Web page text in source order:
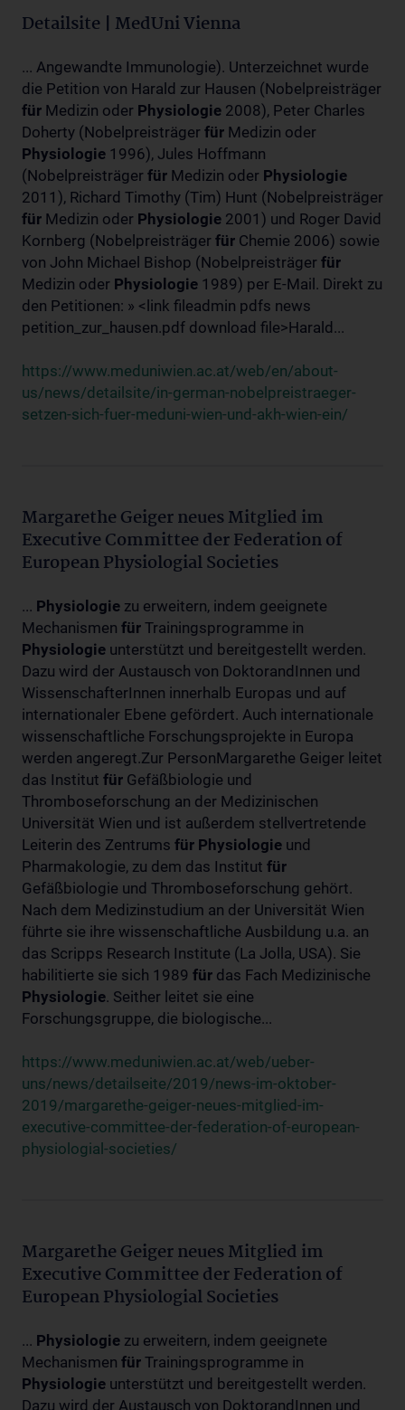
Detailsite | MedUni Vienna
... Angewandte Immunologie). Unterzeichnet wurde
die Petition von Harald zur Hausen (Nobelpreisträger
für Medizin oder Physiologie 2008), Peter Charles
Doherty (Nobelpreisträger für Medizin oder
Physiologie 1996), Jules Hoffmann
(Nobelpreisträger für Medizin oder Physiologie
2011), Richard Timothy (Tim) Hunt (Nobelpreisträger
für Medizin oder Physiologie 2001) und Roger David
Kornberg (Nobelpreisträger für Chemie 2006) sowie
von John Michael Bishop (Nobelpreisträger für
Medizin oder Physiologie 1989) per E-Mail. Direkt zu
den Petitionen: » <link fileadmin pdfs news
petition_zur_hausen.pdf download file>Harald...
https://www.meduniwien.ac.at/web/en/about-
us/news/detailsite/in-german-nobelpreistraeger-
setzen-sich-fuer-meduni-wien-und-akh-wien-ein/
Margarethe Geiger neues Mitglied im
Executive Committee der Federation of
European Physiologial Societies
... Physiologie zu erweitern, indem geeignete
Mechanismen für Trainingsprogramme in
Physiologie unterstützt und bereitgestellt werden.
Dazu wird der Austausch von DoktorandInnen und
WissenschafterInnen innerhalb Europas und auf
internationaler Ebene gefördert. Auch internationale
wissenschaftliche Forschungsprojekte in Europa
werden angeregt.Zur PersonMargarethe Geiger leitet
das Institut für Gefäßbiologie und
Thromboseforschung an der Medizinischen
Universität Wien und ist außerdem stellvertretende
Leiterin des Zentrums für Physiologie und
Pharmakologie, zu dem das Institut für
Gefäßbiologie und Thromboseforschung gehört.
Nach dem Medizinstudium an der Universität Wien
führte sie ihre wissenschaftliche Ausbildung u.a. an
das Scripps Research Institute (La Jolla, USA). Sie
habilitierte sie sich 1989 für das Fach Medizinische
Physiologie. Seither leitet sie eine
Forschungsgruppe, die biologische...
https://www.meduniwien.ac.at/web/ueber-
uns/news/detailseite/2019/news-im-oktober-
2019/margarethe-geiger-neues-mitglied-im-
executive-committee-der-federation-of-european-
physiologial-societies/
Margarethe Geiger neues Mitglied im
Executive Committee der Federation of
European Physiologial Societies
... Physiologie zu erweitern, indem geeignete
Mechanismen für Trainingsprogramme in
Physiologie unterstützt und bereitgestellt werden.
Dazu wird der Austausch von DoktorandInnen und